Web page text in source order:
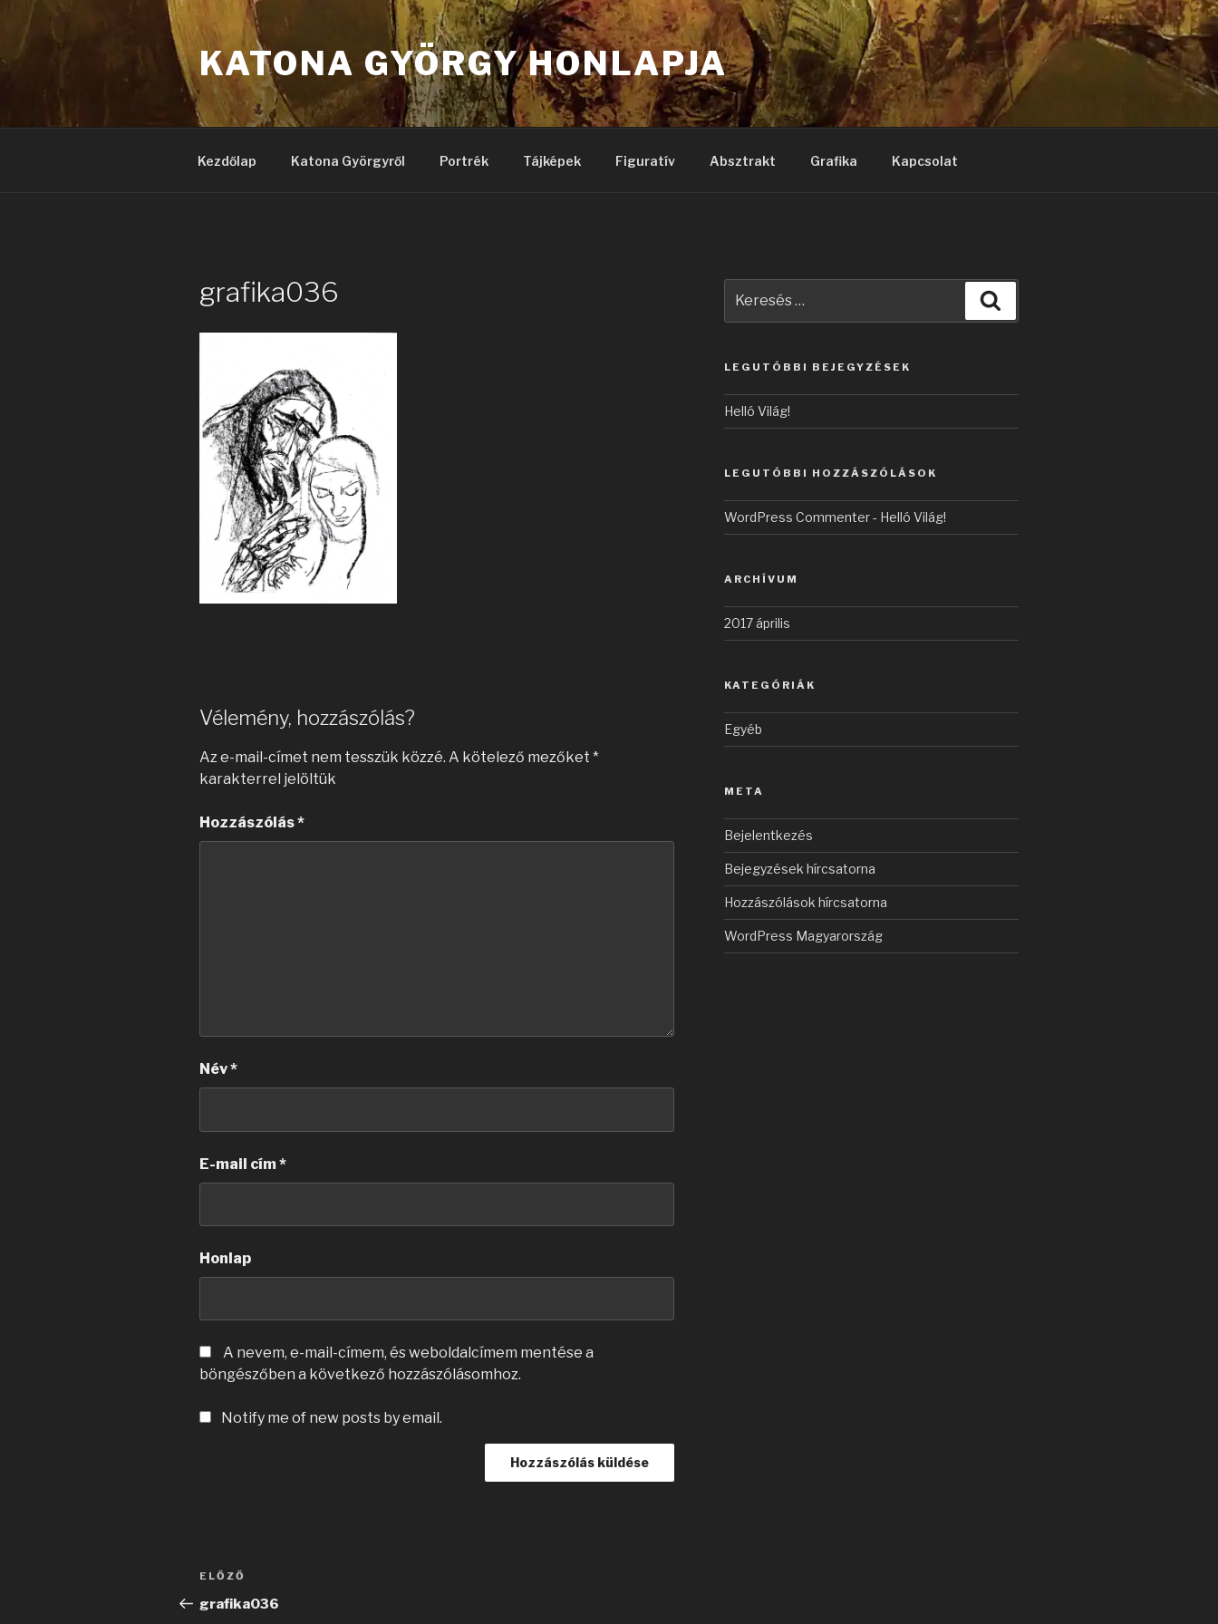
Tartalomhoz
KATONA GYÖRGY HONLAPJA
Kezdőlap Katona Györgyről Portrék Tájképek Figuratív Absztrakt Grafika Kapcsolat
grafika036
Vélemény, hozzászólás?
Az e-mail-címet nem tesszük közzé. A kötelező mezőket *
karakterrel jelöltük
Hozzászólás*
Név*
E-mail cím*
Honlap
A nevem, e-mail-címem, és weboldalcímem mentése a
böngészőben a következő hozzászólásomhoz.
Notify me of new posts by email.
Bejegyzés
navigáció
Korábbi
bejegyzés
ELŐZŐ
grafika036
következő
LEGUTÓBBI BEJEGYZÉSEK
Helló Világ!
LEGUTÓBBI HOZZÁSZÓLÁSOK
WordPress Commenter- Helló Világ!
ARCHÍVUM
2017 április
KATEGÓRIÁK
Egyéb
META
Bejelentkezés
Bejegyzések hírcsatorna
Hozzászólások hírcsatorna
WordPress Magyarország